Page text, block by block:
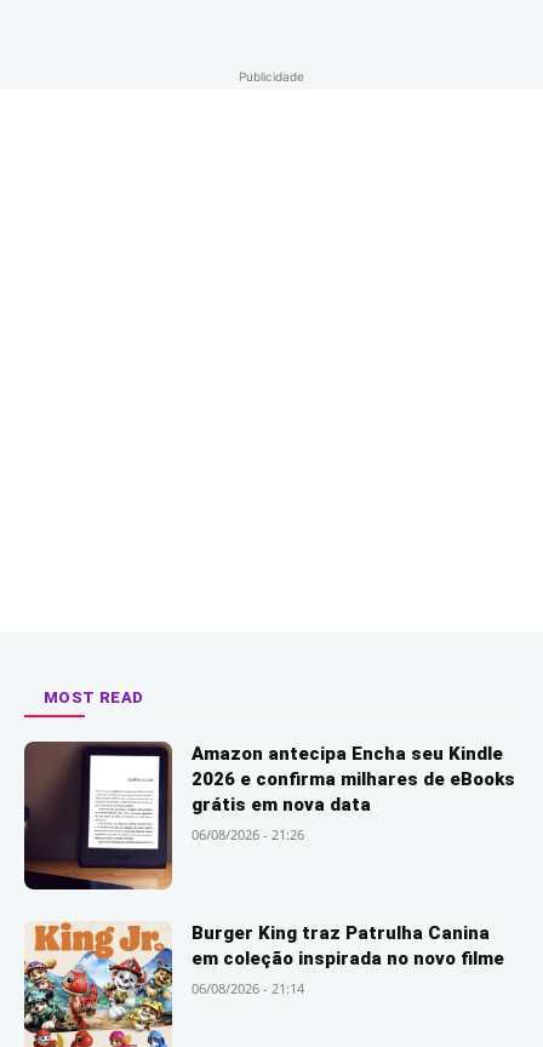
Publicidade
MOST READ
Amazon antecipa Encha seu Kindle
2026 e confirma milhares de eBooks
grátis em nova data
06/08/2026 - 21:26
Burger King traz Patrulha Canina
em coleção inspirada no novo filme
06/08/2026 - 21:14